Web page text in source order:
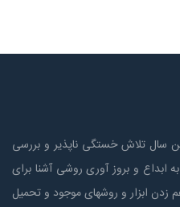
سال تلاش خستگی ناپذير و بررسی
ابداع و بروز آوری روشی آشنا برای
زدن ابزار و روشهای موجود و تحمیل